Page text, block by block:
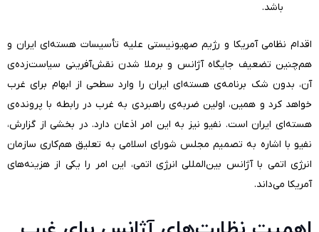
باشد.
اقدام نظامی آمریکا و رژیم صهیونیستی علیه تأسیسات هسته‌ای ایران و
هم‌چنین تضعیف جایگاه آژانس و برملا شدن نقش‌آفرینی سیاست‌زده‌ی
آن، بدون شک برنامه‌ی هسته‌ای ایران را وارد سطحی از ابهام برای غرب
خواهد کرد و همین، اولین ضربه‌ی راهبردی به غرب در رابطه با پرونده‌ی
هسته‌ای ایران است. نفیو نیز به این امر اذعان دارد. در بخشی از گزارش،
نفیو با اشاره به تصمیم مجلس شورای اسلامی به تعلیق هم‌کاری سازمان
انرژی اتمی با آژانس بین‌المللی انرژی اتمی، این امر را یکی از هزینه‌های
آمریکا می‌داند.